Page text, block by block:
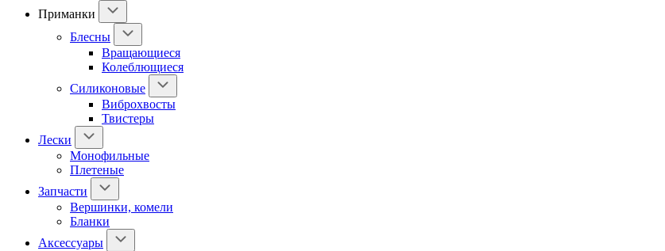
Приманки
Блесны
Вращающиеся
Колеблющиеся
Силиконовые
Виброхвосты
Твистеры
Лески
Монофильные
Плетеные
Запчасти
Вершинки, комели
Бланки
Аксессуары